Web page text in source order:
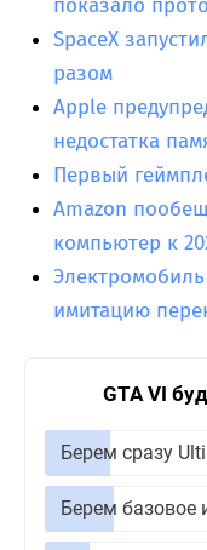
показало
SpaceX
разом
Apple
недостатка
Первый
Amazon
компьютер к
имитацию
GTA VI
Берем сразу
Берем базовое